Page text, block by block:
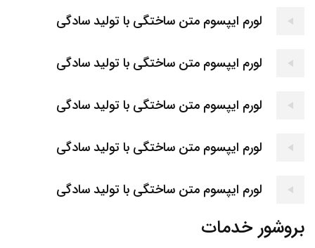
لورم ایپسوم متن ساختگی با تولید سادگی
لورم ایپسوم متن ساختگی با تولید سادگی
لورم ایپسوم متن ساختگی با تولید سادگی
لورم ایپسوم متن ساختگی با تولید سادگی
لورم ایپسوم متن ساختگی با تولید سادگی
بروشور خدمات